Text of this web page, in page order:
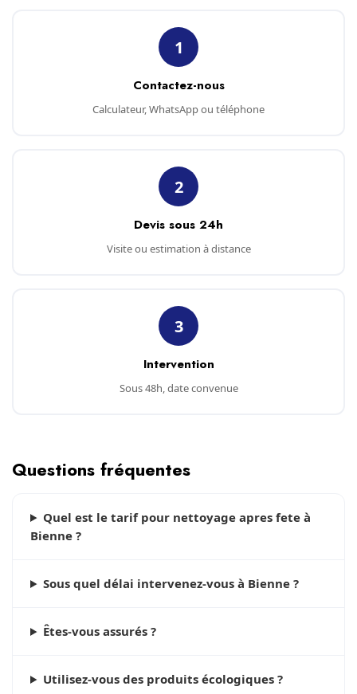
1
Contactez-nous
Calculateur, WhatsApp ou téléphone
2
Devis sous 24h
Visite ou estimation à distance
3
Intervention
Sous 48h, date convenue
Questions fréquentes
Quel est le tarif pour nettoyage apres fete à
Bienne ?
Sous quel délai intervenez-vous à Bienne ?
Êtes-vous assurés ?
Utilisez-vous des produits écologiques ?